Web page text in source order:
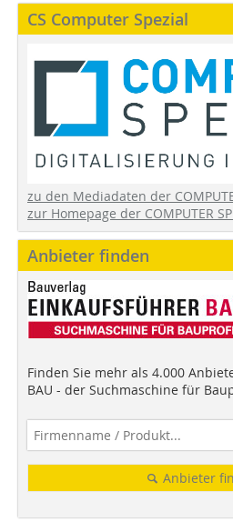
CS Computer Spezial
zu den Mediadaten der
zur Homepage der COMPUTER
Anbieter finden
Finden Sie mehr als 4.000
BAU - der Suchmaschine für
Anbieter